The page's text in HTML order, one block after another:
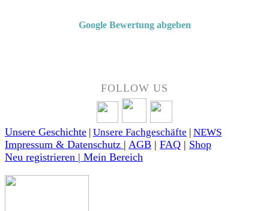
Google Bewertung abgeben
FOLLOW US
Unsere Geschichte Unsere Fachgeschäfte NEWS
Impressum & Datenschutz | AGB | FAQ | Shop
Neu registrieren | Mein Bereich